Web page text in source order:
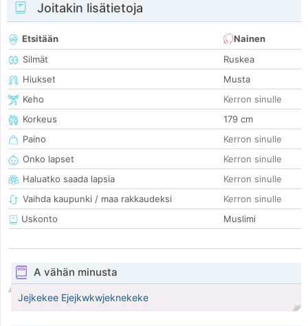
Joitakin lisätietoja
Etsitään
Nainen
Silmät
Ruskea
Hiukset
Musta
Keho
Kerron sinulle
Korkeus
179 cm
Paino
Kerron sinulle
Onko lapset
Kerron sinulle
Haluatko saada lapsia
Kerron sinulle
Vaihda kaupunki / maa rakkaudeksi
Kerron sinulle
Uskonto
Muslimi
A vähän minusta
Jejkekee Ejejkwkwjeknekeke